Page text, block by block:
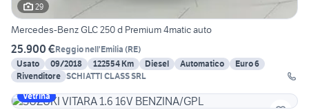
29
Mercedes-Benz GLC 250 d Premium 4matic auto
25.900 €Reggio nell'Emilia (RE)
Usato
09/2018 122554 Km Diesel Automatico
Euro 6
Rivenditore SCHIATTI CLASS SRL
Vetrina